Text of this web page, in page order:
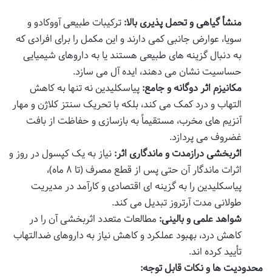
منشأ گیاهی و تحمل پذیری بالا: ترکیبات طبیعی آووکادو و
سویا، عوارض جانبی کمی دارند و این مکمل را برای افرادی که
به دنبال گزینه های طبیعی هستند یا به داروهای شیمیایی
حساسیت نشان می دهند، ایده آل می سازد.
مکانیزم اثر دوگانه و جامع: پیاسکلیدین نه تنها به کاهش
التهاب و درد کمک می کند، بلکه با تحریک سنتز کلاژن و مهار
آنزیم های مخرب، مستقیماً به بازسازی و حفاظت از بافت
غضروف می پردازد.
اثربخشی درازمدت و ماندگاری اثر: نیاز به یک کپسول در روز و
اثرات ماندگار آن حتی پس از قطع مصرف (تا ۸ ماه)،
پیاسکلیدین را به گزینه ای اقتصادی و کارآمد در مدیریت
طولانی مدت آرتروز تبدیل می کند.
شواهد علمی و بالینی: مطالعات متعدد اثربخشی آن را در
کاهش درد، بهبود عملکرد و کاهش نیاز به داروهای ضدالتهاب
تأیید کرده اند.
محدودیت ها و نکات قابل توجه: